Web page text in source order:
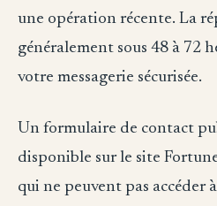
une opération récente. La
généralement sous 48 à 72
votre messagerie sécurisée.
Un formulaire de contact
disponible sur le site
qui ne peuvent pas accéder